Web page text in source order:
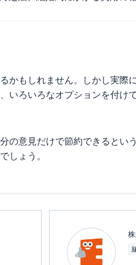
かもしれません。しかし実際
いろいろなオプションを付け
の意見だけで節約できるとい
しょう。